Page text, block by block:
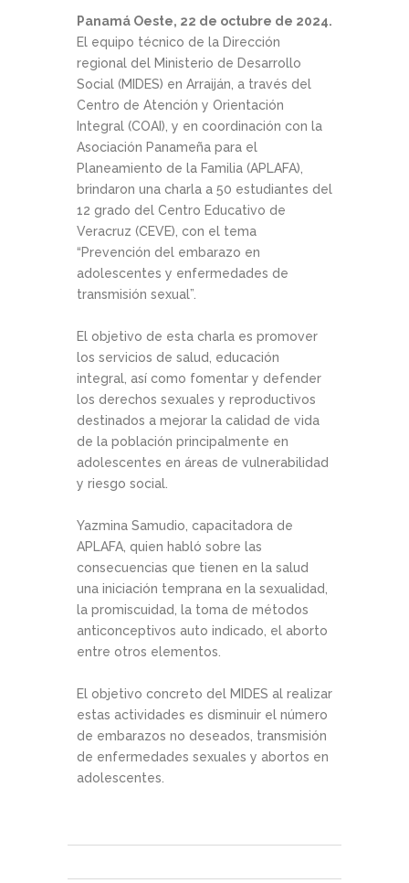
Panamá Oeste, 22 de octubre de 2024.
El equipo técnico de la Dirección
regional del Ministerio de Desarrollo
Social (MIDES) en Arraiján, a través del
Centro de Atención y Orientación
Integral (COAI), y en coordinación con la
Asociación Panameña para el
Planeamiento de la Familia (APLAFA),
brindaron una charla a 50 estudiantes del
12 grado del Centro Educativo de
Veracruz (CEVE), con el tema
“Prevención del embarazo en
adolescentes y enfermedades de
transmisión sexual”.
El objetivo de esta charla es promover
los servicios de salud, educación
integral, así como fomentar y defender
los derechos sexuales y reproductivos
destinados a mejorar la calidad de vida
de la población principalmente en
adolescentes en áreas de vulnerabilidad
y riesgo social.
Yazmina Samudio, capacitadora de
APLAFA, quien habló sobre las
consecuencias que tienen en la salud
una iniciación temprana en la sexualidad,
la promiscuidad, la toma de métodos
anticonceptivos auto indicado, el aborto
entre otros elementos.
El objetivo concreto del MIDES al realizar
estas actividades es disminuir el número
de embarazos no deseados, transmisión
de enfermedades sexuales y abortos en
adolescentes.